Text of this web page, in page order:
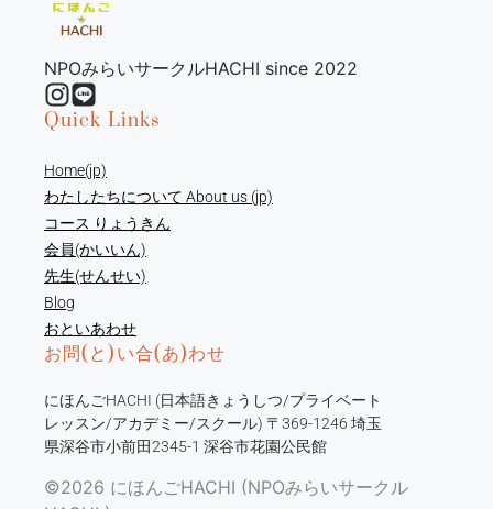
NPOみらいサークルHACHI since 2022
Quick Links
Home(jp)
わたしたちについて About us (jp)
コース りょうきん
会員(かいいん)
先生(せんせい)
Blog
おといあわせ
お問(と)い合(あ)わせ
にほんごHACHI (日本語きょうしつ/プライベート
レッスン/アカデミー/スクール) 〒369-1246 埼玉
県深谷市小前田2345-1 深谷市花園公民館
©2026 にほんごHACHI (NPOみらいサークル